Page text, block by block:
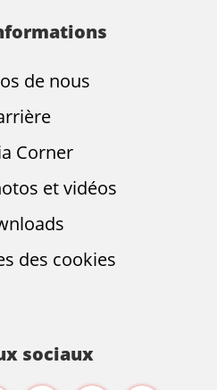
de nous
Corner
et vidéos
des cookies
sociaux